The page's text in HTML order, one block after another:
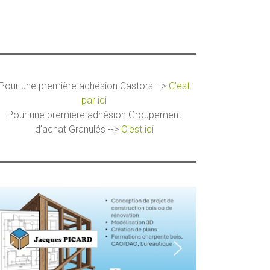
une première adhésion Castors --> C'est
par ici
Pour une première adhésion Groupement
d'achat Granulés --> C'est ici